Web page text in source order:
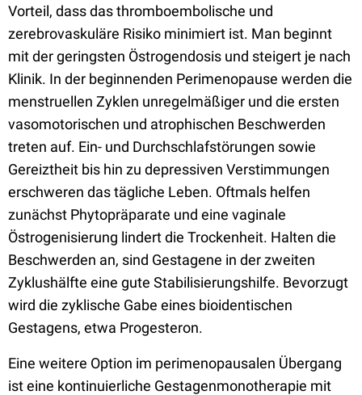
Vorteil, dass das thromboembolische und
zerebrovaskuläre Risiko minimiert ist. Man beginnt
mit der geringsten Östrogendosis und steigert je nach
Klinik. In der beginnenden Perimenopause werden die
menstruellen Zyklen unregelmäßiger und die ersten
vasomotorischen und atrophischen Beschwerden
treten auf. Ein- und Durchschlafstörungen sowie
Gereiztheit bis hin zu depressiven Verstimmungen
erschweren das tägliche Leben. Oftmals helfen
zunächst Phytopräparate und eine vaginale
Östrogenisierung lindert die Trockenheit. Halten die
Beschwerden an, sind Gestagene in der zweiten
Zyklushälfte eine gute Stabilisierungshilfe. Bevorzugt
wird die zyklische Gabe eines bioidentischen
Gestagens, etwa Progesteron.
Eine weitere Option im perimenopausalen Übergang
ist eine kontinuierliche Gestagenmonotherapie mit